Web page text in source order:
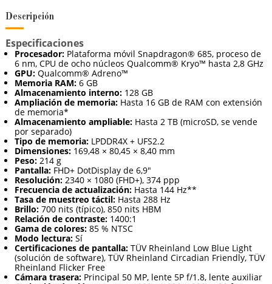
Descripción
Especificaciones
Procesador: Plataforma móvil Snapdragon® 685, proceso de
6 nm, CPU de ocho núcleos Qualcomm® Kryo™ hasta 2,8 GHz
GPU: Qualcomm® Adreno™
Memoria RAM: 6 GB
Almacenamiento interno: 128 GB
Ampliación de memoria: Hasta 16 GB de RAM con extensión
de memoria*
Almacenamiento ampliable: Hasta 2 TB (microSD, se vende
por separado)
Tipo de memoria: LPDDR4X + UFS2.2
Dimensiones: 169,48 × 80,45 × 8,40 mm
Peso: 214 g
Pantalla: FHD+ DotDisplay de 6,9"
Resolución: 2340 × 1080 (FHD+), 374 ppp
Frecuencia de actualización: Hasta 144 Hz**
Tasa de muestreo táctil: Hasta 288 Hz
Brillo: 700 nits (típico), 850 nits HBM
Relación de contraste: 1400:1
Gama de colores: 85 % NTSC
Modo lectura: Sí
Certificaciones de pantalla: TÜV Rheinland Low Blue Light
(solución de software), TÜV Rheinland Circadian Friendly, TÜV
Rheinland Flicker Free
Cámara trasera: Principal 50 MP, lente 5P f/1.8, lente auxiliar